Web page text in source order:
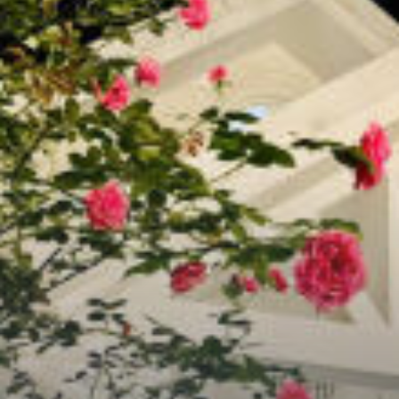
Chữa Lành
Sủng
Trả Thù
Gia Đình
Hài Hước
Trọng Sinh
Hào Môn Thế Gia
Sảng Văn
Ngược
Xuyên Không
Tiểu Thuyết
Đoản Văn